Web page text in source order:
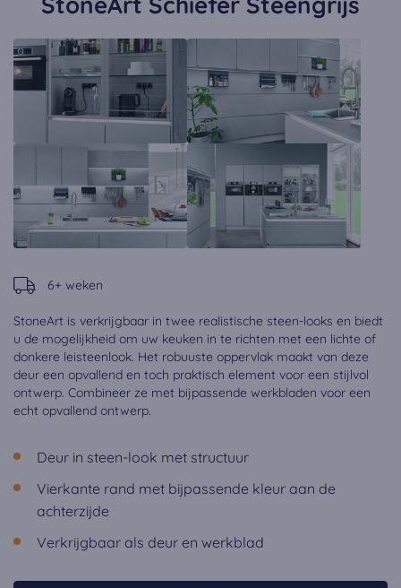
6+ weken
StoneArt is verkrijgbaar in twee realistische steen-looks en biedt
u de mogelijkheid om uw keuken in te richten met een lichte of
donkere leisteenlook. Het robuuste oppervlak maakt van deze
deur een opvallend en toch praktisch element voor een stijlvol
ontwerp. Combineer ze met bijpassende werkbladen voor een
echt opvallend ontwerp.
Deur in steen-look met structuur
Vierkante rand met bijpassende kleur aan de
achterzijde
Verkrijgbaar als deur en werkblad